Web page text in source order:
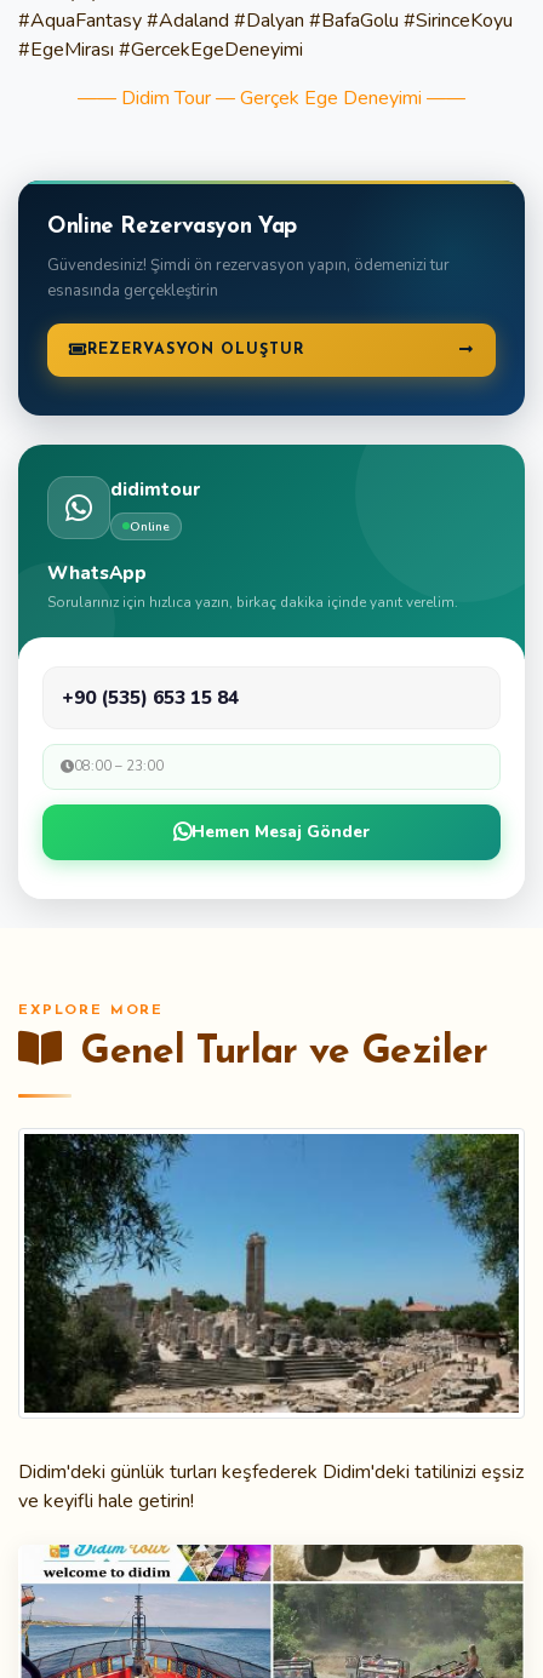
#AquaFantasy #Adaland #Dalyan #BafaGolu #SirinceKoyu
#EgeMirası #GercekEgeDeneyimi
—— Didim Tour — Gerçek Ege Deneyimi ——
Online Rezervasyon Yap
Güvendesiniz! Şimdi ön rezervasyon yapın, ödemenizi tur
esnasında gerçekleştirin
REZERVASYON OLUŞTUR
didimtour
Online
WhatsApp
Sorularınız için hızlıca yazın, birkaç dakika içinde yanıt verelim.
+90 (535) 653 15 84
08:00 – 23:00
Hemen Mesaj Gönder
EXPLORE MORE
Genel Turlar ve Geziler
Didim'deki günlük turları keşfederek Didim'deki tatilinizi eşsiz
ve keyifli hale getirin!